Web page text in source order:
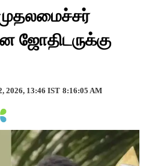
ஜோதிடருக்கு
2026, 13:46 IST 8:16:05 AM